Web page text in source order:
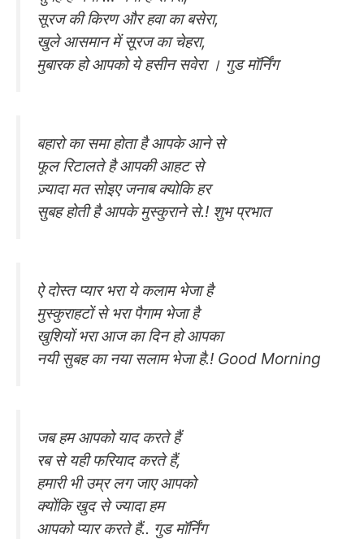
सूरज की किरण और हवा का बसेरा,
खुले आसमान में सूरज का चेहरा,
मुबारक हो आपको ये हसीन सवेरा । गुड मॉर्निंग
बहारो का समा होता है आपके आने से
फूल रिटालते है आपकी आहट से
ज़्यादा मत सोइए जनाब क्योकि हर
सुबह होती है आपके मुस्कुराने से.! शुभ प्रभात
ऐ दोस्त प्यार भरा ये कलाम भेजा है
मुस्कुराहटों से भरा पैगाम भेजा है
खुशियों भरा आज का दिन हो आपका
नयी सुबह का नया सलाम भेजा है.! Good Morning
जब हम आपको याद करते हैं
रब से यही फरियाद करते हैं,
हमारी भी उम्र लग जाए आपको
क्योंकि खुद से ज्यादा हम
आपको प्यार करते हैं.. गुड मॉर्निंग